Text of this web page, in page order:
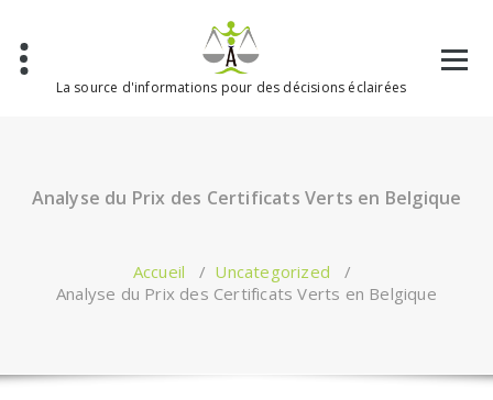
contenu
La source d'informations pour des décisions éclairées
Analyse du Prix des Certificats Verts en Belgique
Accueil / Uncategorized /
Analyse du Prix des Certificats Verts en Belgique